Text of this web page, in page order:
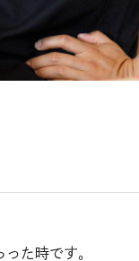
た時です。